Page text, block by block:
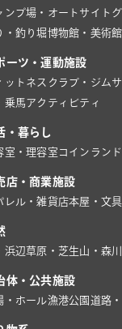
ンプ場・オートサイト
・釣り堀博物館・美術館
ーツ・運動施設
ットネスクラブ・ジム
乗馬アクティビティ
・暮らし
室・理容室 コインラン
店・商業施設
レル・雑貨店本屋・文
浜辺 草原・芝生山・森
体・公共施設
・ホール漁港公園 道路